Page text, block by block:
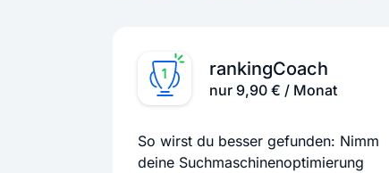
rankingCoach
nur 9,90 € / Monat
So wirst du besser gefunden: Nimm
deine Suchmaschinenoptimierung